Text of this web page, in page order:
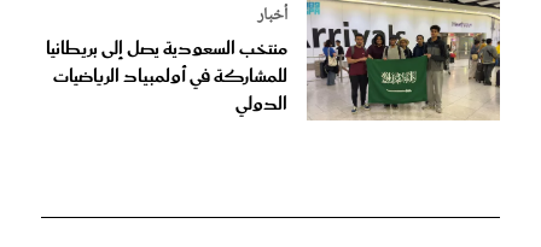
أخبار
منتخب السعودية يصل إلى بريطانيا
للمشاركة في أولمبياد الرياضيات
الدولي